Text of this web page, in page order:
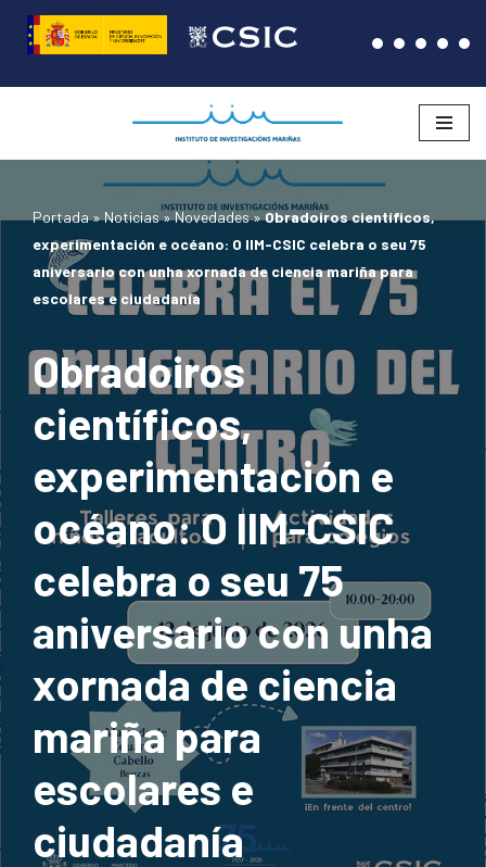
Saltar
ao
Portada»Noticias»Novedades»Obradoiros científicos,
experimentación e océano: O IIM-CSIC celebra o seu 75
aniversario con unha xornada de ciencia mariña para
escolares e ciudadanía
Obradoiros
científicos,
experimentación e
océano: O IIM-CSIC
celebra o seu 75
aniversario con unha
xornada de ciencia
mariña para
escolares e
ciudadanía